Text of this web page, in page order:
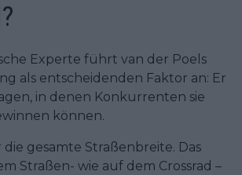
Experte führt van der Poels
als entscheidenden Faktor an: Er
in denen Konkurrenten sie
können.
gesamte Straßenbreite. Das
Straßen- wie auf dem Crossrad –